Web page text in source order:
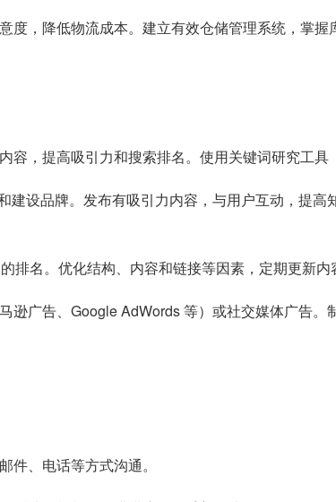
，降低物流成本。建立有效仓储管理系统，掌握
容，提高吸引力和搜索排名。使用关键词研究工具
设品牌。发布有吸引力内容，与用户互动，提
名。优化结构、内容和链接等因素，定期更新内
广告、Google AdWords 等）或社交媒体广告
、电话等方式沟通。